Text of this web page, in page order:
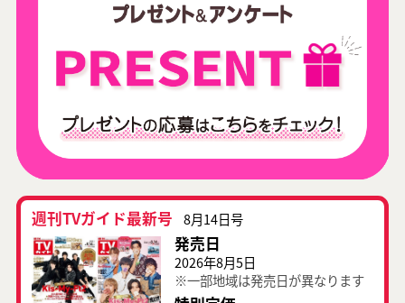
週刊TVガイド最新号 8月14日号
発売日
2026年8月5日
※一部地域は発売日が異なります